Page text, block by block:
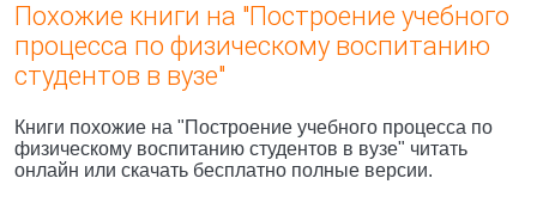
Похожие книги на "Построение учебного
процесса по физическому воспитанию
студентов в вузе"
Книги похожие на "Построение учебного процесса по
физическому воспитанию студентов в вузе" читать
онлайн или скачать бесплатно полные версии.